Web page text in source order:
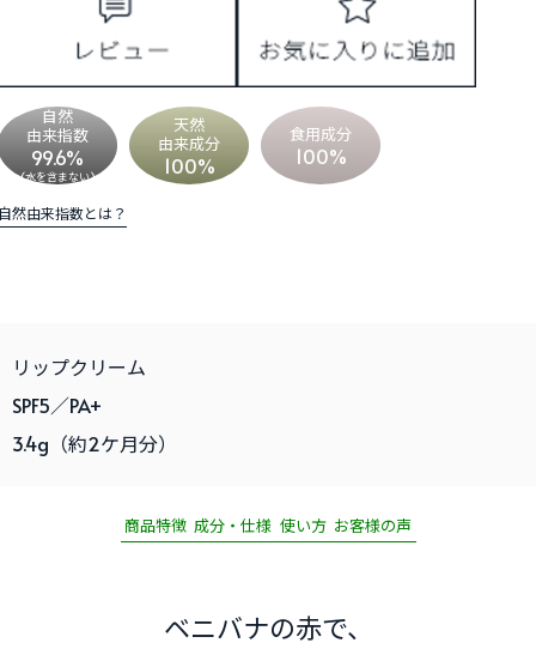
自然
由来指数
99.6%
(水を含まない)
天然
由来成分
100%
食用成分
100%
然由来指数とは？
リップクリーム
SPF5／PA+
3.4g（約2ケ月分）
商品特徴 成分・仕様 使い方 お客様の声
ベニバナの赤で、